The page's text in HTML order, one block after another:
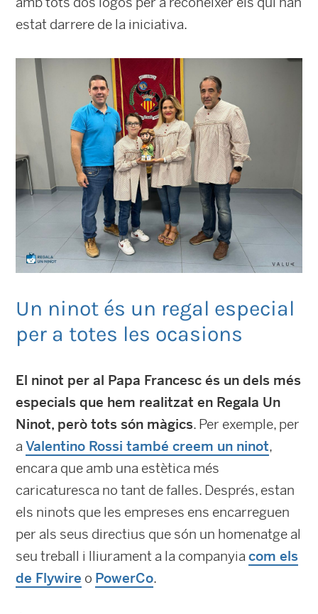
estat darrere de la iniciativa.
Un ninot és un regal especial
per a totes les ocasions
El ninot per al Papa Francesc és un dels més
especials que hem realitzat en Regala Un
Ninot, però tots són màgics. Per exemple, per
aValentino Rossi també creem un ninot,
encara que amb una estètica més
caricaturesca no tant de falles. Després, estan
els ninots que les empreses ens encarreguen
per als seus directius que són un homenatge al
seu treball i lliurament a la companyiacom els
de Flywire o PowerCo.